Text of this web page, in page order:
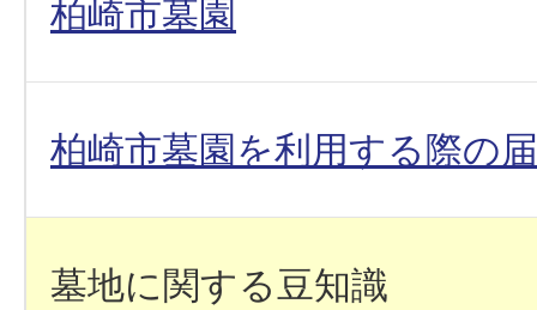
柏崎市墓園
柏崎市墓園を利用する際の
墓地に関する豆知識